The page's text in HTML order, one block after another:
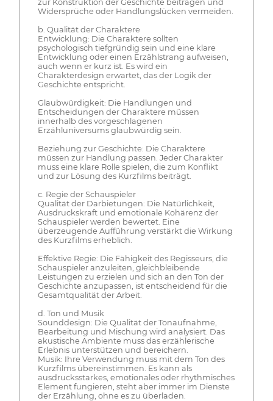
zur Konstruktion der Geschichte beitragen und
Widersprüche oder Handlungslücken vermeiden.
b. Qualität der Charaktere
Entwicklung: Die Charaktere sollten
psychologisch tiefgründig sein und eine klare
Entwicklung oder einen Erzählstrang aufweisen,
auch wenn er kurz ist. Es wird ein
Charakterdesign erwartet, das der Logik der
Geschichte entspricht.
Glaubwürdigkeit: Die Handlungen und
Entscheidungen der Charaktere müssen
innerhalb des vorgeschlagenen
Erzähluniversums glaubwürdig sein.
Beziehung zur Geschichte: Die Charaktere
müssen zur Handlung passen. Jeder Charakter
muss eine klare Rolle spielen, die zum Konflikt
und zur Lösung des Kurzfilms beiträgt.
c. Regie der Schauspieler
Qualität der Darbietungen: Die Natürlichkeit,
Ausdruckskraft und emotionale Kohärenz der
Schauspieler werden bewertet. Eine
überzeugende Aufführung verstärkt die Wirkung
des Kurzfilms erheblich.
Effektive Regie: Die Fähigkeit des Regisseurs, die
Schauspieler anzuleiten, gleichbleibende
Leistungen zu erzielen und sich an den Ton der
Geschichte anzupassen, ist entscheidend für die
Gesamtqualität der Arbeit.
d. Ton und Musik
Sounddesign: Die Qualität der Tonaufnahme,
Bearbeitung und Mischung wird analysiert. Das
akustische Ambiente muss das erzählerische
Erlebnis unterstützen und bereichern.
Musik: Ihre Verwendung muss mit dem Ton des
Kurzfilms übereinstimmen. Es kann als
ausdrucksstarkes, emotionales oder rhythmisches
Element fungieren, steht aber immer im Dienste
der Erzählung, ohne es zu überladen.